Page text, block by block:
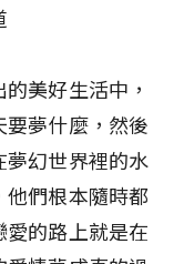
美好生活中，
夢什麼，然後
幻世界裡的水
們根本隨時都
的路上就是在